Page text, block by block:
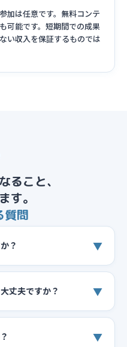
加は任意です。無料コンテ
可能です。短期間での成果
い収入を保証するものでは
ること、
す。
質問
？ ▼
丈夫ですか？ ▼
▼